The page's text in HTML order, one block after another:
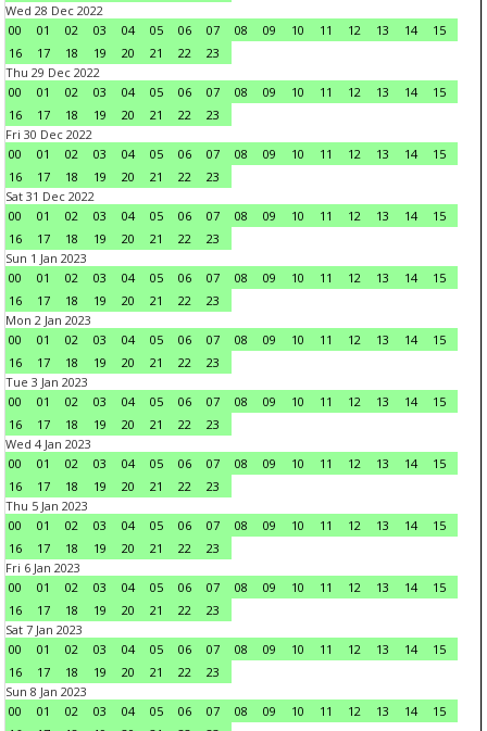
Wed 28 Dec 2022
00
01 02 03 04 05 06 07 08 09 10 11 12 13 14
15
16
17 18 19 20 21 22
23
Thu 29 Dec 2022
00
01 02 03 04 05 06 07 08 09 10 11 12 13 14
15
16
17 18 19 20 21 22
23
Fri 30 Dec 2022
00
01 02 03 04 05 06 07 08 09 10 11 12 13 14
15
16
17 18 19 20 21 22
23
Sat 31 Dec 2022
00
01 02 03 04 05 06 07 08 09 10 11 12 13 14
15
16
17 18 19 20 21 22
23
Sun 1 Jan 2023
00
01 02 03 04 05 06 07 08 09 10 11 12 13 14
15
16
17 18 19 20 21 22
23
Mon 2 Jan 2023
00
01 02 03 04 05 06 07 08 09 10 11 12 13 14
15
16
17 18 19 20 21 22
23
Tue 3 Jan 2023
00
01 02 03 04 05 06 07 08 09 10 11 12 13 14
15
16
17 18 19 20 21 22
23
Wed 4 Jan 2023
00
01 02 03 04 05 06 07 08 09 10 11 12 13 14
15
16
17 18 19 20 21 22
23
Thu 5 Jan 2023
00
01 02 03 04 05 06 07 08 09 10 11 12 13 14
15
16
17 18 19 20 21 22
23
Fri 6 Jan 2023
00
01 02 03 04 05 06 07 08 09 10 11 12 13 14
15
16
17 18 19 20 21 22
23
Sat 7 Jan 2023
00
01 02 03 04 05 06 07 08 09 10 11 12 13 14
15
16
17 18 19 20 21 22
23
Sun 8 Jan 2023
00
01 02 03 04 05 06 07 08 09 10 11 12 13 14
15